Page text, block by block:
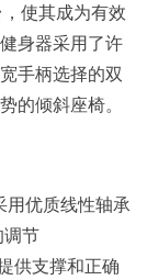
使其成为有效
身器采用了许
手柄选择的双
的倾斜座椅。
用优质线性轴承
调节
供支撑和正确